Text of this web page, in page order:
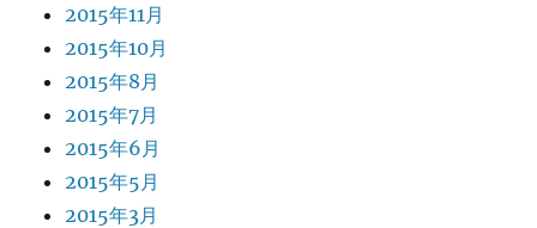
2015年11月
2015年10月
2015年8月
2015年7月
2015年6月
2015年5月
2015年3月